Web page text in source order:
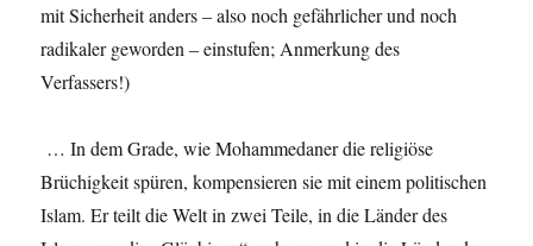
mit Sicherheit anders – also noch gefährlicher und noch
radikaler geworden – einstufen; Anmerkung des
Verfassers!)
… In dem Grade, wie Mohammedaner die religiöse
Brüchigkeit spüren, kompensieren sie mit einem politischen
Islam. Er teilt die Welt in zwei Teile, in die Länder des